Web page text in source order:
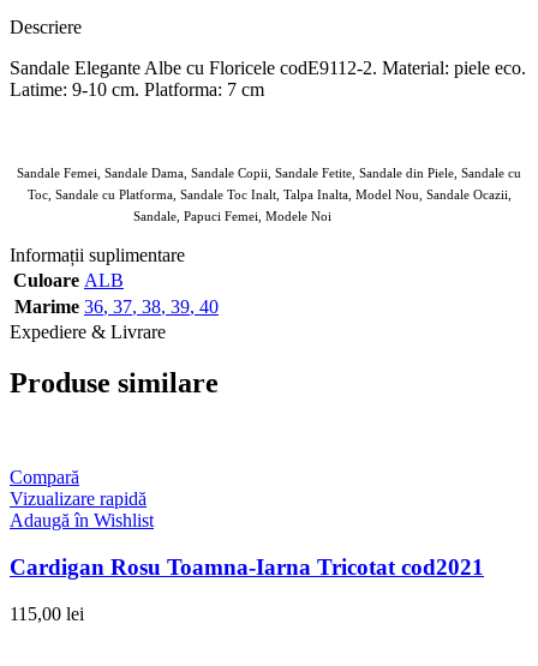
Descriere
Sandale Elegante Albe cu Floricele codE9112-2. Material: piele eco.
Latime: 9-10 cm. Platforma: 7 cm
Sandale Femei, Sandale Dama, Sandale Copii, Sandale Fetite, Sandale din Piele, Sandale cu
Toc, Sandale cu Platforma, Sandale Toc Inalt, Talpa Inalta, Model Nou, Sandale Ocazii,
Sandale, Papuci Femei, Modele Noi
Informații suplimentare
Culoare ALB
Marime 36, 37, 38, 39, 40
Expediere & Livrare
Produse similare
Compară
Vizualizare rapidă
Adaugă în Wishlist
Cardigan Rosu Toamna-Iarna Tricotat cod2021
115,00 lei